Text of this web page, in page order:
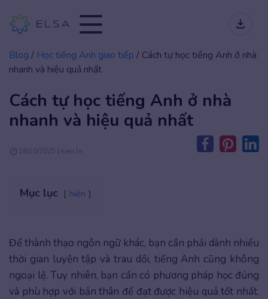
Blog / Học tiếng Anh giao tiếp / Cách tự học tiếng Anh ở nhà
nhanh và hiệu quả nhất
Cách tự học tiếng Anh ở nhà
nhanh và hiệu quả nhất
18/10/2025 | kien.le
Mục lục hiện
Để thành thạo ngôn ngữ khác, bạn cần phải dành nhiều
thời gian luyện tập và trau dồi, tiếng Anh cũng không
ngoại lệ. Tuy nhiên, bạn cần có phương pháp học đúng
và phù hợp với bản thân để đạt được hiệu quả tốt nhất.